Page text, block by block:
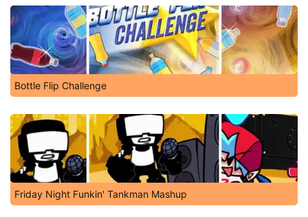
Bottle Flip Challenge
Friday Night Funkin' Tankman Mashup